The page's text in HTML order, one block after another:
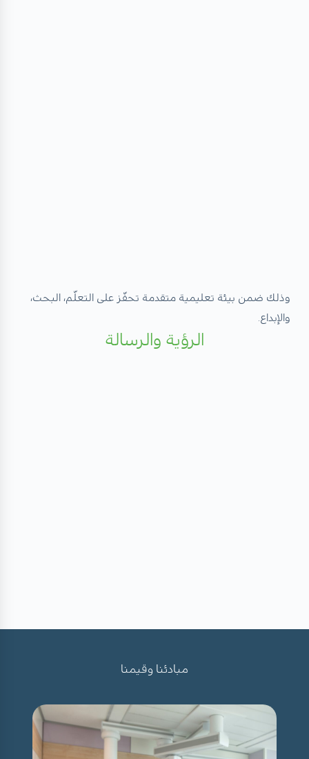
وذلك ضمن بيئة تعليمية متقدمة تحفّز على التعلّم، البحث،
والإبداع.
الرؤية والرسالة
مبادئنا وقيمنا